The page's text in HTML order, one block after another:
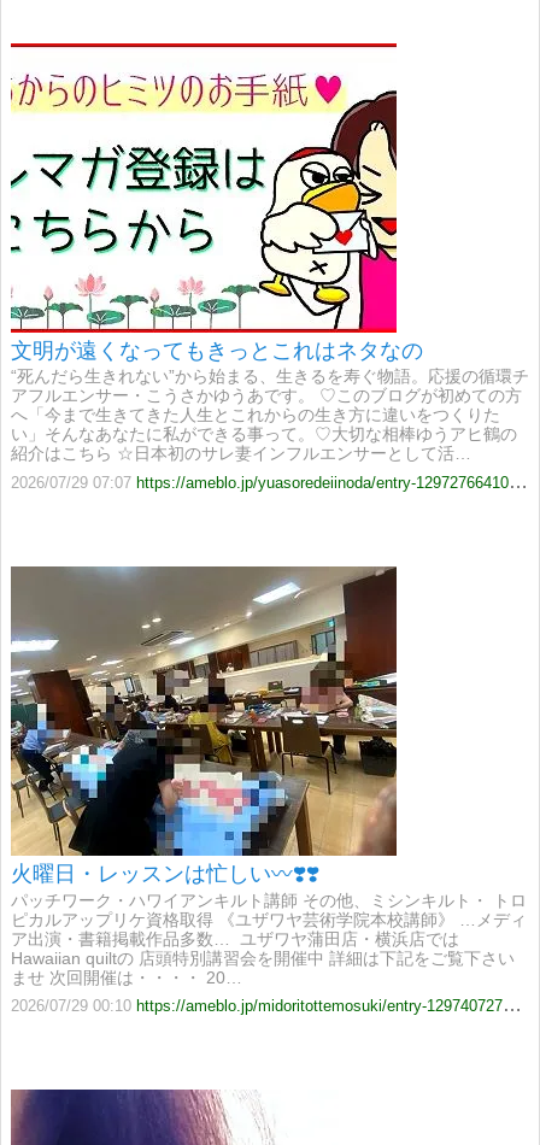
文明が遠くなってもきっとこれはネタなの
“死んだら生きれない”から始まる、生きるを寿ぐ物語。応援の循環チ
アフルエンサー・こうさかゆうあです。 ♡このブログが初めての方
へ「今まで生きてきた人生とこれからの生き方に違いをつくりた
い」そんなあなたに私ができる事って。♡大切な相棒ゆうアヒ鶴の
紹介はこちら ☆日本初のサレ妻インフルエンサーとして活…
2026/07/29 07:07 https://ameblo.jp/yuasoredeiinoda/entry-12972766410.html
火曜日・レッスンは忙しい〰️❣️❣️
パッチワーク・ハワイアンキルト講師 その他、ミシンキルト・ トロ
ピカルアップリケ資格取得 《ユザワヤ芸術学院本校講師》 …メディ
ア出演・書籍掲載作品多数… ​​ ユザワヤ蒲田店・横浜店では
Hawaiian quiltの 店頭特別講習会を開催中 詳細は下記をご覧下さい
ませ 次回開催は・・・・ 20…
2026/07/29 00:10 https://ameblo.jp/midoritottemosuki/entry-12974072701.html